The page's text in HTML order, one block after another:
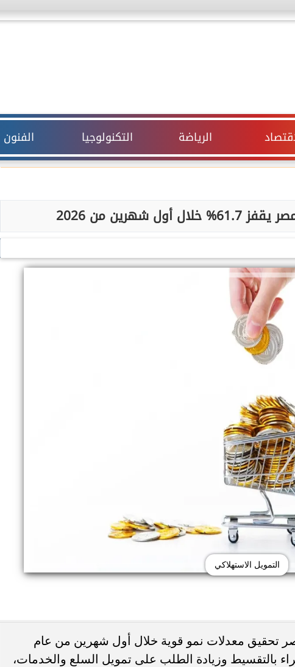
الرياضة التكنولوجيا الفنون
شهرين من 2026
التمويل الاستهلاكي
تحقيق معدلات نمو قوية خلال أول شهرين من عام
بالتقسيط وزيادة الطلب على تمويل السلع والخدمات،
نيسان قشقاي e-Power تدخل جينيس بعد
أزمة حدودية بين إسبانيا وإيطاليا.. مدريد تمهل
روما حتى الأحد لإلغاء قيود...